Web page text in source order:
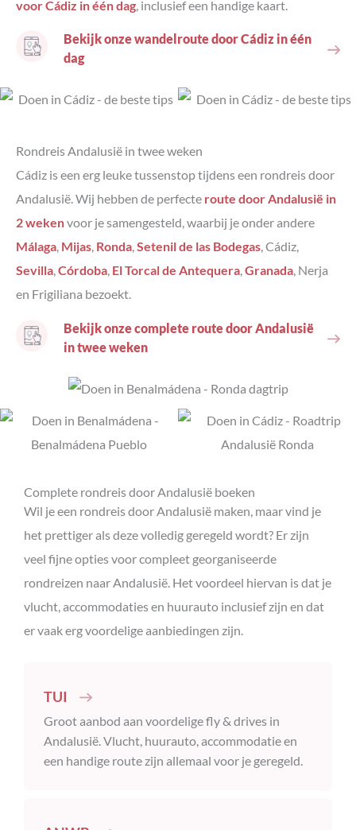
voor Cádiz in één dag , inclusief een handige kaart.
Bekijk onze wandelroute door Cádiz in één
dag
Rondreis Andalusië in twee weken
Cádiz is een erg leuke tussenstop tijdens een rondreis door
Andalusië. Wij hebben de perfecte route door Andalusië in
2 wekenvoor je samengesteld, waarbij je onder andere
Málaga, Mijas, Ronda,Setenil de las Bodegas, Cádiz,
Sevilla,Córdoba, El Torcal de Antequera,Granada, Nerja
en Frigiliana bezoekt.
Bekijk onze complete route door Andalusië
in twee weken
Complete rondreis door Andalusië boeken
Wil je een rondreis door Andalusië maken, maar vind je
het prettiger als deze volledig geregeld wordt? Er zijn
veel fijne opties voor compleet georganiseerde
rondreizen naar Andalusië. Het voordeel hiervan is dat je
vlucht, accommodaties en huurauto inclusief zijn en dat
er vaak erg voordelige aanbiedingen zijn.
TUI
Groot aanbod aan voordelige fly & drives in
Andalusië. Vlucht, huurauto, accommodatie en
een handige route zijn allemaal voor je geregeld.